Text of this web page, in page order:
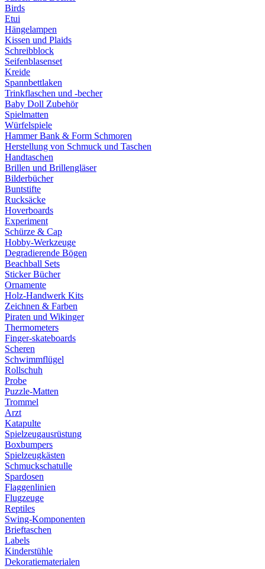
Birds
Etui
Hängelampen
Kissen und Plaids
Schreibblock
Seifenblasenset
Kreide
Spannbettlaken
Trinkflaschen und -becher
Baby Doll Zubehör
Spielmatten
Würfelspiele
Hammer Bank & Form Schmoren
Herstellung von Schmuck und Taschen
Handtaschen
Brillen und Brillengläser
Bilderbücher
Buntstifte
Rucksäcke
Hoverboards
Experiment
Schürze & Cap
Hobby-Werkzeuge
Degradierende Bögen
Beachball Sets
Sticker Bücher
Ornamente
Holz-Handwerk Kits
Zeichnen & Farben
Piraten und Wikinger
Thermometers
Finger-skateboards
Scheren
Schwimmflügel
Rollschuh
Probe
Puzzle-Matten
Trommel
Arzt
Katapulte
Spielzeugausrüstung
Boxbumpers
Spielzeugkästen
Schmuckschatulle
Spardosen
Flaggenlinien
Flugzeuge
Reptiles
Swing-Komponenten
Brieftaschen
Labels
Kinderstühle
Dekoratiematerialen